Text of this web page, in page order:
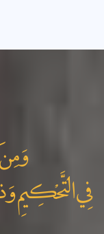
فِي التَّحْکِيمِ